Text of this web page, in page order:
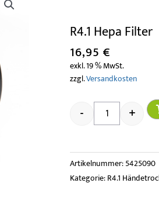
R4.1 Hepa Filter
16,95 €
exkl. 19 % MwSt.
zzgl.Versandkosten
- +
Artikelnummer:5425090
Kategorie:R4.1